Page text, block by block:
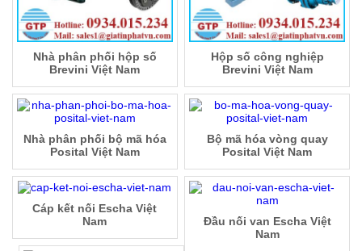
Hộp số công nghiệp
Brevini Việt Nam
Nhà phân phối hộp số
Brevini Việt Nam
Bộ mã hóa vòng quay
Posital Việt Nam
Nhà phân phối bộ mã hóa
Posital Việt Nam
Đầu nối van Escha Việt
Nam
Cáp kết nối Escha Việt
Nam